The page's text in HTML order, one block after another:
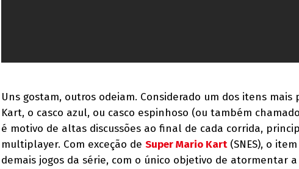
Uns gostam, outros odeiam. Considerado um dos itens
Kart, o casco azul, ou casco espinhoso (ou também
é motivo de altas discussões ao final de cada corrida,
multiplayer. Com exceção de Super Mario Kart(SNES), o
demais jogos da série, com o único objetivo de atormentar